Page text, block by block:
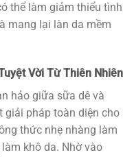
thể làm giảm thiểu tình
mang lại làn da mềm
Vời Từ Thiên Nhiên
hảo giữa sữa dê và
giải pháp toàn diện cho
thức nhẹ nhàng làm
khô da. Nhờ vào